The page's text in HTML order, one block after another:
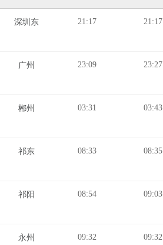
深圳东 21:17 21:17
广州 23:09 23:27
郴州 03:31 03:43
祁东 08:33 08:35
祁阳 08:54 09:03
永州 09:32 09:32